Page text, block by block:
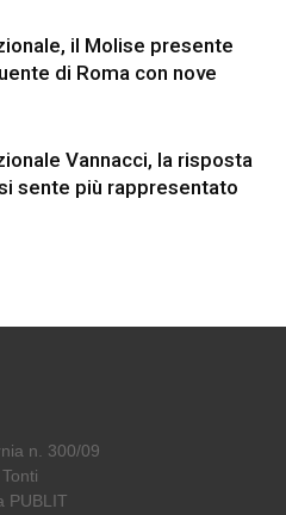
il Molise presente
di Roma con nove
Vannacci, la risposta
sente più rappresentato
n. 300/09
PUBLIT